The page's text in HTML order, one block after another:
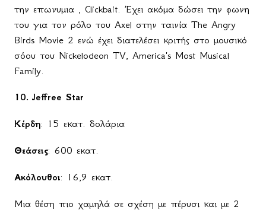
την επωνυμια , Clickbait . Έχει ακόμα δώσει την φωνη
του για τον ρόλο του Axel στην ταινία The Angry
Birds Movie 2 ενώ έχει διατελέσει κριτής στο μουσικό
σόου του Nickelodeon TV America's Most Musical
Family
10. Jeffree Star
Κέρδη: 15 εκατ. δολάρια
Θεάσεις: 600 εκατ.
Ακόλουθοι: 16,9 εκατ.
Μια θέση πιο χαμηλά σε σχέση με πέρυσι και με 2